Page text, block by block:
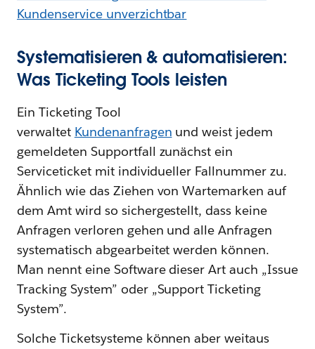
Kundenservice unverzichtbar
Systematisieren & automatisieren:
Was Ticketing Tools leisten
Ein Ticketing Tool
verwaltet Kundenanfragen und weist jedem
gemeldeten Supportfall zunächst ein
Serviceticket mit individueller Fallnummer zu.
Ähnlich wie das Ziehen von Wartemarken auf
dem Amt wird so sichergestellt, dass keine
Anfragen verloren gehen und alle Anfragen
systematisch abgearbeitet werden können.
Man nennt eine Software dieser Art auch „Issue
Tracking System” oder „Support Ticketing
System”.
Solche Ticketsysteme können aber weitaus